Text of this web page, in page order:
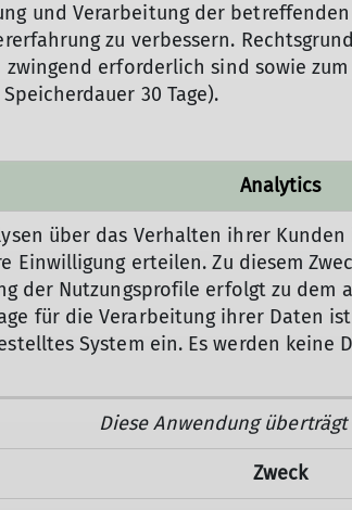
und Verarbeitung der
zu verbessern.
erforderlich sind sowie
30 Tage).
Analytics
über das Verhalten ihrer
Einwilligung erteilen. Zu diesem
der Nutzungsprofile erfolgt zu
für die Verarbeitung ihrer Daten
System ein. Es werden
Diese Anwendung
Zweck